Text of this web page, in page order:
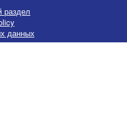
раздел
данных